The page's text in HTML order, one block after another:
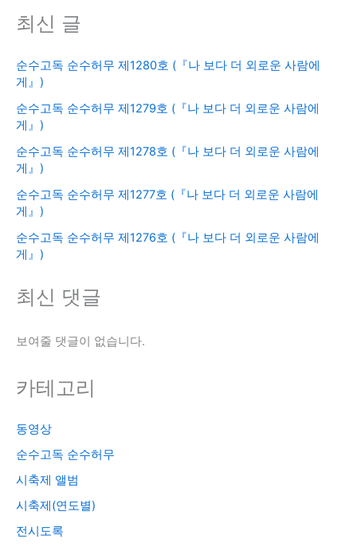
최신 글
순수고독 순수허무 제1280호 (『나 보다 더 외로운 사람에
게』)
순수고독 순수허무 제1279호 (『나 보다 더 외로운 사람에
게』)
순수고독 순수허무 제1278호 (『나 보다 더 외로운 사람에
게』)
순수고독 순수허무 제1277호 (『나 보다 더 외로운 사람에
게』)
순수고독 순수허무 제1276호 (『나 보다 더 외로운 사람에
게』)
최신 댓글
보여줄 댓글이 없습니다.
카테고리
동영상
순수고독 순수허무
시축제 앨범
시축제(연도별)
전시도록